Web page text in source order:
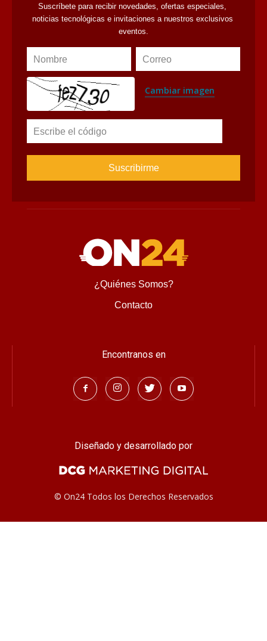
Suscríbete para recibir novedades, ofertas especiales,
noticias tecnológicas e invitaciones a nuestros exclusivos
eventos.
Nombre Correo
Cambiar imagen
Escribe el código
¿Quiénes Somos?
Contacto
Encontranos en
Diseñado y desarrollado por
© On24 Todos los Derechos Reservados